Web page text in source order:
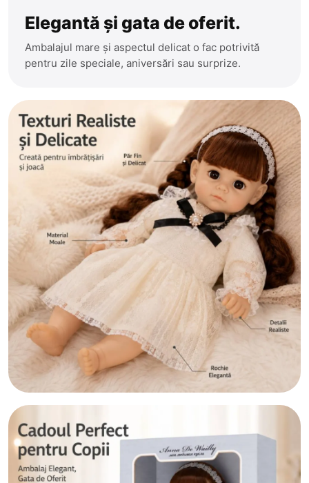
Elegantă și gata de oferit.
Ambalajul mare și aspectul delicat o fac potrivită
pentru zile speciale, aniversări sau surprize.